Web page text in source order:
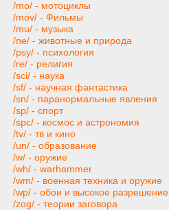
/mo/ - мотоциклы
/mov/ - Фильмы
/mu/ - музыка
/ne/ - животные и природа
/psy/ - психология
/re/ - религия
/sci/ - наука
/sf/ - научная фантастика
/sn/ - паранормальные явления
/sp/ - спорт
/spc/ - космос и астрономия
/tv/ - тв и кино
/un/ - образование
/w/ - оружие
/wh/ - warhammer
/wm/ - военная техника и оружие
/wp/ - обои и высокое разрешение
/zog/ - теории заговора